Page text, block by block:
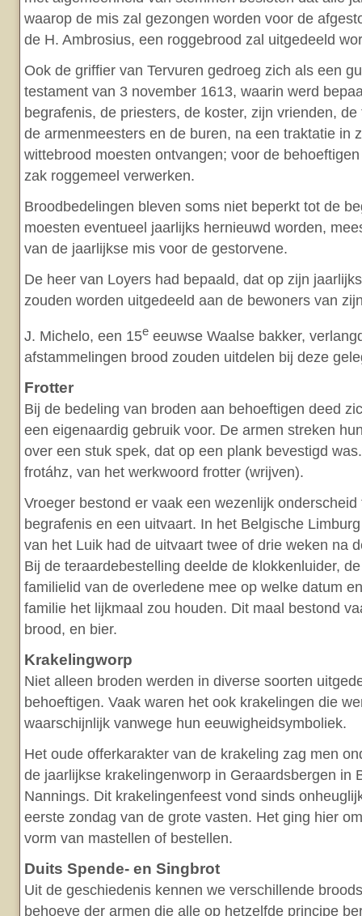
waarop de mis zal gezongen worden voor de
de H. Ambrosius, een roggebrood zal uitgedeeld
Ook de griffier van Tervuren gedroeg zich als een
testament van 3 november 1613, waarin werd
begrafenis, de priesters, de koster, zijn vrienden,
de armenmeesters en de buren, na een traktatie in
wittebrood moesten ontvangen; voor de
zak roggemeel verwerken.
Broodbedelingen bleven soms niet beperkt tot de
moesten eventueel jaarlijks hernieuwd worden,
van de jaarlijkse mis voor de gestorvene.
De heer van Loyers had bepaald, dat op zijn
zouden worden uitgedeeld aan de bewoners van
J. Michelo, een 15e eeuwse Waalse bakker,
afstammelingen brood zouden uitdelen bij deze
Frotter
Bij de bedeling van broden aan behoeftigen deed
een eigenaardig gebruik voor. De armen streken
over een stuk spek, dat op een plank bevestigd
frotáhz, van het werkwoord frotter (wrijven).
Vroeger bestond er vaak een wezenlijk onderscheid
begrafenis en een uitvaart. In het Belgische
van het Luik had de uitvaart twee of drie weken na
Bij de teraardebestelling deelde de klokkenluider,
familielid van de overledene mee op welke datum
familie het lijkmaal zou houden. Dit maal bestond
brood, en bier.
Krakelingworp
Niet alleen broden werden in diverse soorten
behoeftigen. Vaak waren het ook krakelingen die
waarschijnlijk vanwege hun eeuwigheidsymboliek.
Het oude offerkarakter van de krakeling zag men
de jaarlijkse krakelingenworp in Geraardsbergen in
Nannings. Dit krakelingenfeest vond sinds
eerste zondag van de grote vasten. Het ging hier
vorm van mastellen of bestellen.
Duits Spende- en Singbrot
Uit de geschiedenis kennen we verschillende
behoeve der armen die alle op hetzelfde principe